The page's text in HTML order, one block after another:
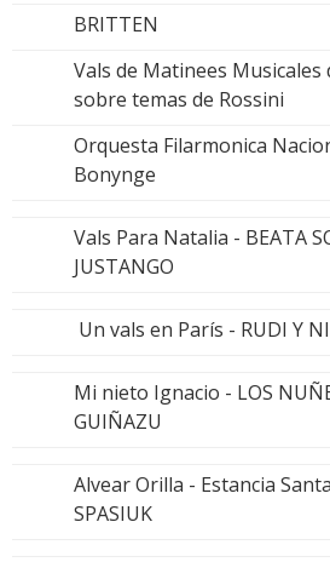
BRITTEN
Vals de Matinees Musicales
sobre temas de Rossini
Orquesta Filarmonica
Bonynge
Vals Para Natalia - BEATA
JUSTANGO
Un vals en París - RUDI Y
Mi nieto Ignacio - LOS
GUIÑAZU
Alvear Orilla - Estancia
SPASIUK